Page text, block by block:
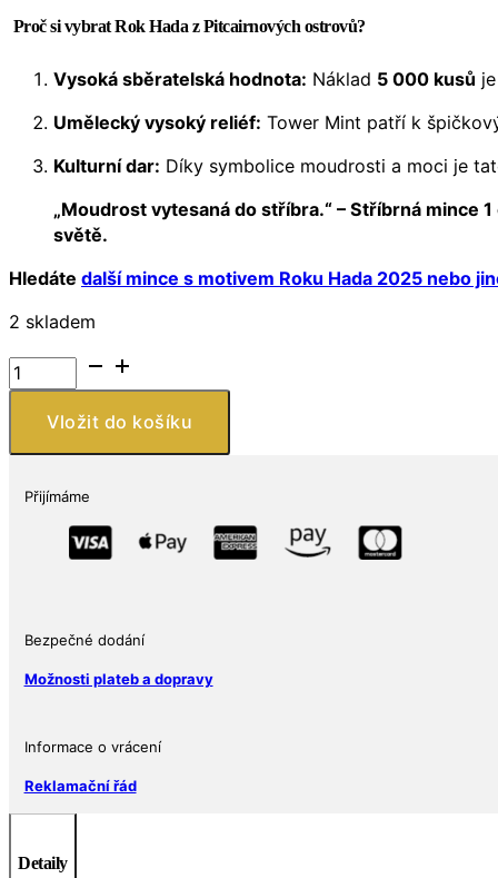
Proč si vybrat Rok Hada z Pitcairnových ostrovů?
Vysoká sběratelská hodnota: Náklad 5 000 kusů
Umělecký vysoký reliéf: Tower Mint patří k
Kulturní dar: Díky symbolice moudrosti a moci je
„Moudrost vytesaná do stříbra.“ – Stříbrná mince
světě.
Hledáte další mince s motivem Roku Hada 2025 nebo
2 skladem
Pitcairnovy
ostrovy
stříbrná
Hada
Vysoký
999
Mint
Vložit do košíku
Přijímáme
Bezpečné dodání
Možnosti plateb a dopravy
Informace o vrácení
Reklamační řád
Detaily